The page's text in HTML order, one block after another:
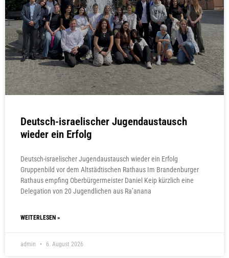
Deutsch-israelischer Jugendaustausch
wieder ein Erfolg
Deutsch-israelischer Jugendaustausch wieder ein Erfolg
Gruppenbild vor dem Altstädtischen Rathaus Im Brandenburger
Rathaus empfing Oberbürgermeister Daniel Keip kürzlich eine
Delegation von 20 Jugendlichen aus Ra’anana
WEITERLESEN »
admin 6. August 2026